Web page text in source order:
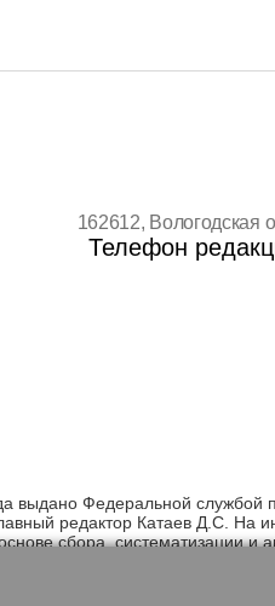
162612, Вологодская
Телефон
Федеральной службой
редактор Катаев Д.С. На
сбора, систематизации и